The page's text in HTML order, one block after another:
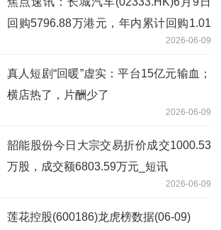
回购5796.88万港元，年内累计回购1.01
2026-06-09
真人短剧“回暖”虚实：平台15亿元输血；
横店热了，片酬少了
2026-06-09
韶能股份今日大宗交易折价成交1000.53
万股，成交额6803.59万元_短讯
2026-06-09
莲花控股(600186)龙虎榜数据(06-09)